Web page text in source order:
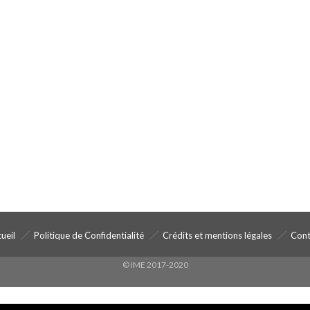
Politique de Confidentialité Crédits et mentions légales
© IME 2017-2020